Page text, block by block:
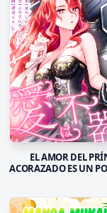
EL AMOR DEL
ACORAZADO ES UN